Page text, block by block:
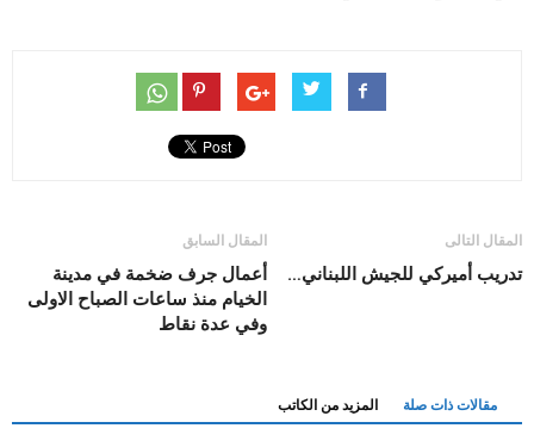
المقال السابق
أعمال جرف ضخمة في مدينة
الخيام منذ ساعات الصباح الاولى
وفي عدة نقاط
المقال التالى
تدريب أميركي للجيش اللبناني…
مقالات ذات صلة المزيد من الكاتب